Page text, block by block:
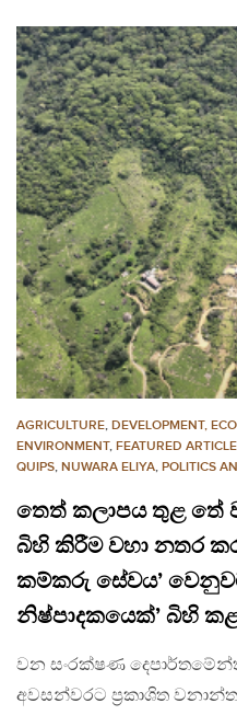
AGRICULTURE, DEVELOPMENT,
ENVIRONMENT, FEATURED
QUIPS, NUWARA ELIYA, POLITICS
තෙත් කලාපය තුළ තේ
බිහි කිරීම වහා නතර
කම්කරු සේවය’
නිෂ්පාදකයෙක්’ බිහි
වන සංරක්ෂණ
අවසන්වරට ප්‍රකාශිත